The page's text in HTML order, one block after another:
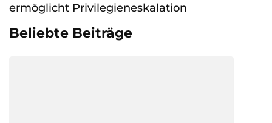
ermöglicht Privilegieneskalation
Beliebte Beiträge